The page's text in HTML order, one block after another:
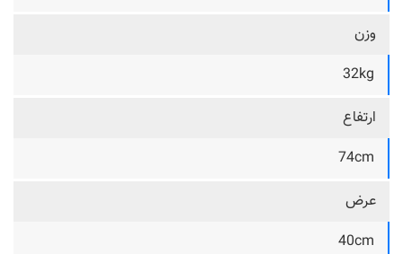
وزن
32kg
ارتفاع
74cm
عرض
40cm